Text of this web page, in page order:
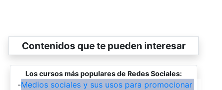
Contenidos que te pueden interesar
Los cursos más populares de Redes Sociales:
-Medios sociales y sus usos para promocionar